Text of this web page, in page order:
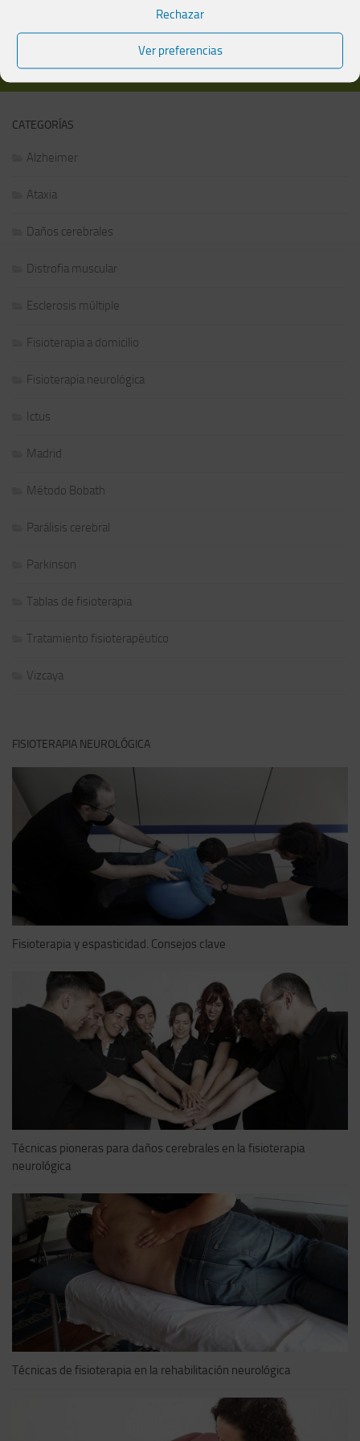
Rechazar
Ver preferencias
MÁS
CATEGORÍAS
Alzheimer
Ataxia
Daños cerebrales
Distrofia muscular
Esclerosis múltiple
Fisioterapia a domicilio
Fisioterapia neurológica
Ictus
Madrid
Método Bobath
Parálisis cerebral
Parkinson
Tablas de fisioterapia
Tratamiento fisioterapéutico
Vizcaya
FISIOTERAPIA NEUROLÓGICA
Fisioterapia y espasticidad. Consejos clave
Técnicas pioneras para daños cerebrales en la fisioterapia
neurológica
Técnicas de fisioterapia en la rehabilitación neurológica